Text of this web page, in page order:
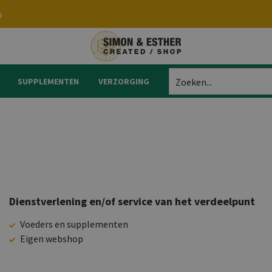
SUPPLEMENTEN VERZORGING Zoeken...
Dienstverlening en/of service van het verdeelpunt
Voeders en supplementen
Eigen webshop